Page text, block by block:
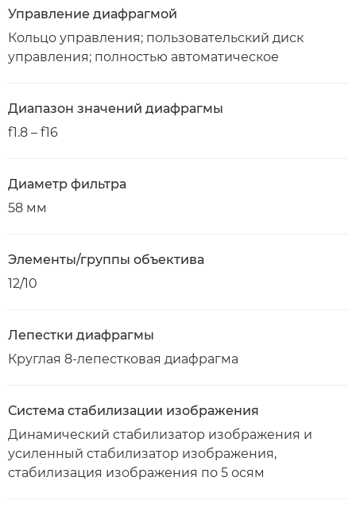
Управление диафрагмой
Кольцо управления; пользовательский диск
управления; полностью автоматическое
Диапазон значений диафрагмы
f1.8 – f16
Диаметр фильтра
58 мм
Элементы/группы объектива
12/10
Лепестки диафрагмы
Круглая 8-лепестковая диафрагма
Система стабилизации изображения
Динамический стабилизатор изображения и
усиленный стабилизатор изображения,
стабилизация изображения по 5 осям